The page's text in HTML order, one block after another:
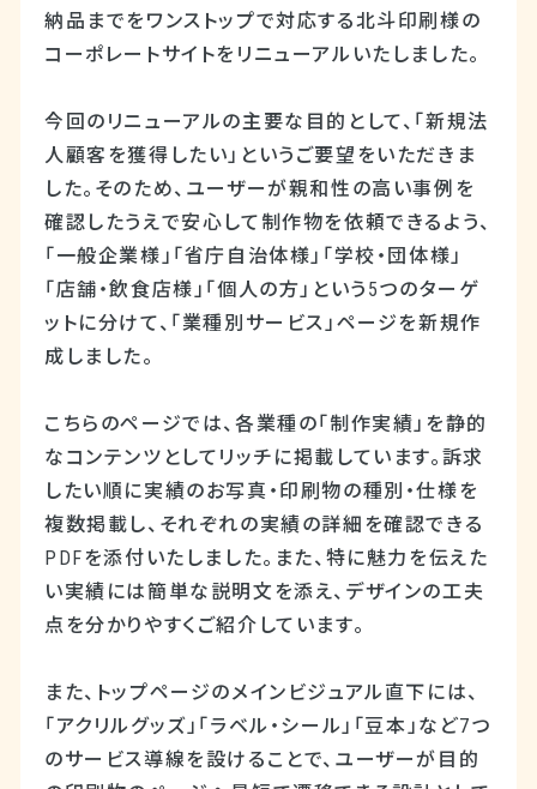
納品までをワンストップで対応する北斗印刷様の
コーポレートサイトをリニューアルいたしました。
今回のリニューアルの主要な目的として、「新規法
人顧客を獲得したい」というご要望をいただきま
した。そのため、ユーザーが親和性の高い事例を
確認したうえで安心して制作物を依頼できるよう、
「一般企業様」「省庁自治体様」「学校・団体様」
「店舗・飲食店様」「個人の方」という5つのターゲ
ットに分けて、「業種別サービス」ページを新規作
成しました。
こちらのページでは、各業種の「制作実績」を静的
なコンテンツとしてリッチに掲載しています。訴求
したい順に実績のお写真・印刷物の種別・仕様を
複数掲載し、それぞれの実績の詳細を確認できる
PDFを添付いたしました。また、特に魅力を伝えた
い実績には簡単な説明文を添え、デザインの工夫
点を分かりやすくご紹介しています。
また、トップページのメインビジュアル直下には、
「アクリルグッズ」「ラベル・シール」「豆本」など7つ
のサービス導線を設けることで、ユーザーが目的